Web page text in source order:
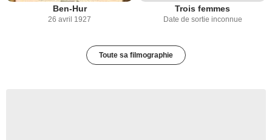
Ben-Hur
26 avril 1927
Trois femmes
Date de sortie inconnue
Toute sa filmographie